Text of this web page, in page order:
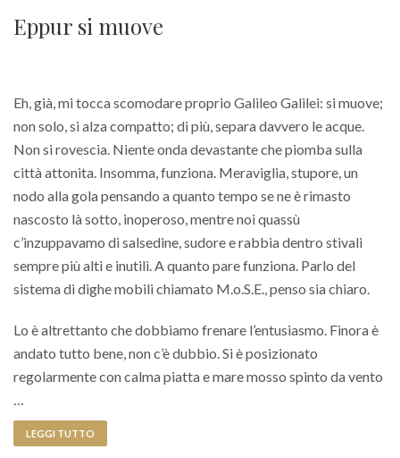
Eppur si muove
Eh, già, mi tocca scomodare proprio Galileo Galilei: si muove;
non solo, si alza compatto; di più, separa davvero le acque.
Non si rovescia. Niente onda devastante che piomba sulla
città attonita. Insomma, funziona. Meraviglia, stupore, un
nodo alla gola pensando a quanto tempo se ne è rimasto
nascosto là sotto, inoperoso, mentre noi quassù
c’inzuppavamo di salsedine, sudore e rabbia dentro stivali
sempre più alti e inutili. A quanto pare funziona. Parlo del
sistema di dighe mobili chiamato M.o.S.E., penso sia chiaro.
Lo è altrettanto che dobbiamo frenare l’entusiasmo. Finora è
andato tutto bene, non c’è dubbio. Si è posizionato
regolarmente con calma piatta e mare mosso spinto da vento
…
LEGGI TUTTO